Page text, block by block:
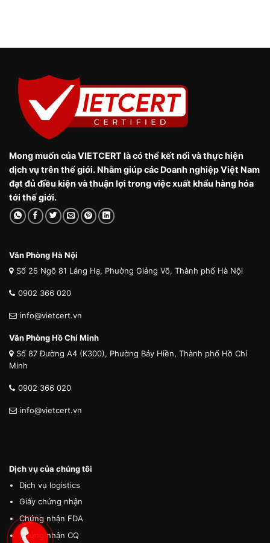
Mong muốn của VIETCERT là có thể kết nối và thực hiện
dịch vụ trên thế giới. Nhằm giúp các Doanh nghiệp Việt Nam
đạt đủ điều kiện và thuận lợi trong việc xuất khẩu hàng hóa
tới thế giới.
Văn Phòng Hà Nội
Số 25 Ngõ 81 Láng Hạ, Phường Giảng Võ, Thành phố Hà Nội
0902 366 020
info@vietcert.vn
Văn Phòng Hồ Chí Minh
Số 87 Đường A4 (K300), Phường Bảy Hiền, Thành phố Hồ Chí
Minh
0902 366 020
info@vietcert.vn
Dịch vụ của chúng tôi
Dịch vụ logistics
Giấy chứng nhận
Chứng nhận FDA
Chứng nhận CQ